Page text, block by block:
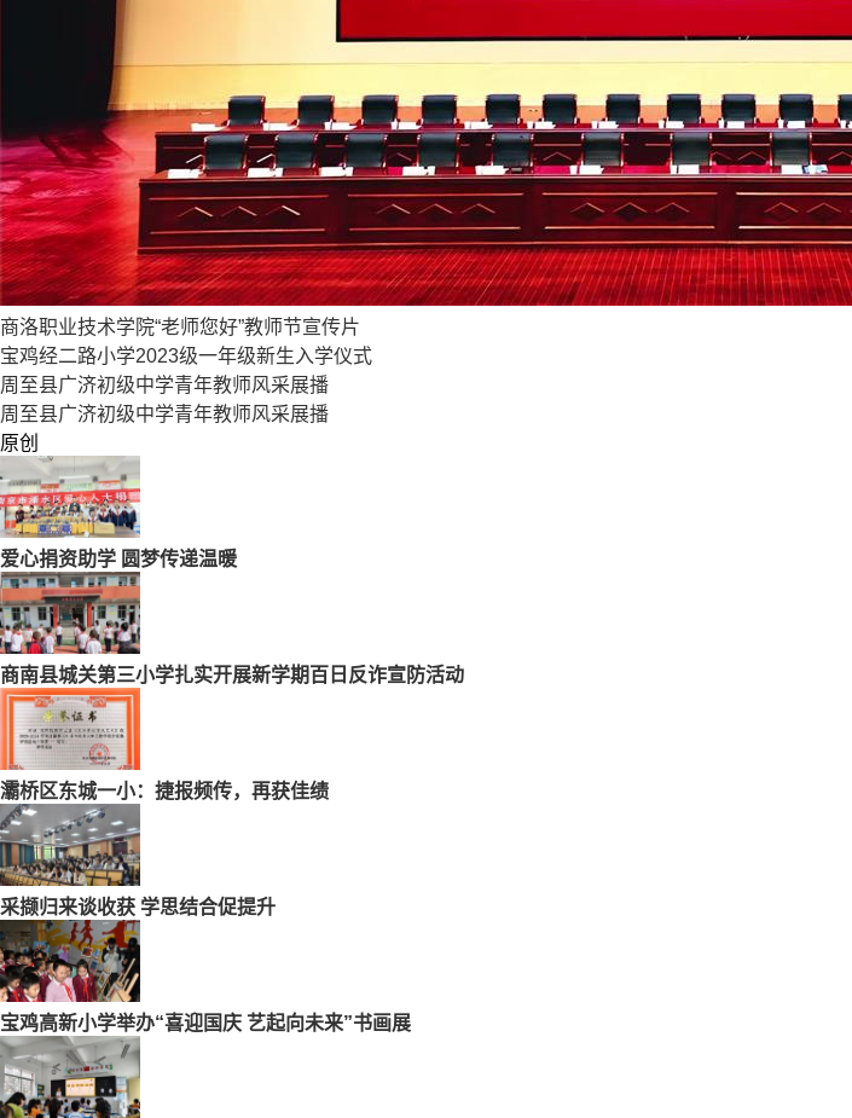
商洛职业技术学院“老师您好”教师节宣传片
宝鸡经二路小学2023级一年级新生入学仪式
周至县广济初级中学青年教师风采展播
周至县广济初级中学青年教师风采展播
原创
爱心捐资助学 圆梦传递温暖
商南县城关第三小学扎实开展新学期百日反诈宣防活动
灞桥区东城一小：捷报频传，再获佳绩
采撷归来谈收获 学思结合促提升
宝鸡高新小学举办“喜迎国庆 艺起向未来”书画展